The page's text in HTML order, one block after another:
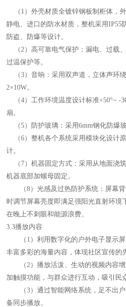
（ 1）外壳材质全镀锌钢板制柜体，
静电、进口的防水材质，整机采用IP55
防盗、防爆等设计。
（ 2）高可靠电气保护：漏电、过载
过温保护等。
（3）音响：采用双声道，立体声环
2×10W。
（4） 工作环境温度设计标准+50°~ -3
扇。
（5） 防护玻璃：采用6mm钢化防爆
（6）整机各个系统采用模块化设计
计。
（ 7）机器固定方式：采用从地面浇
机器底部加螺母固定。
（8）光感及过热防护系统：屏幕
时调节屏幕亮度即满足强阳光直射环境
在晚上不刺眼和能源浪费。
3 .3播放内容
（ 1）利用数字化的户外电子显示
丰富多彩的海量内容，体现社区宣传的
（ 2）播放活泼、生动的视频内容
加触摸功能，与群众进行互动，吸引民
（3）通过智能网络系统，足不出
备 同步播放。